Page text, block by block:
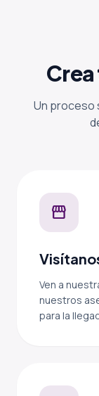
Crea
Un proceso
storefront
Ven a
nuestros
para la